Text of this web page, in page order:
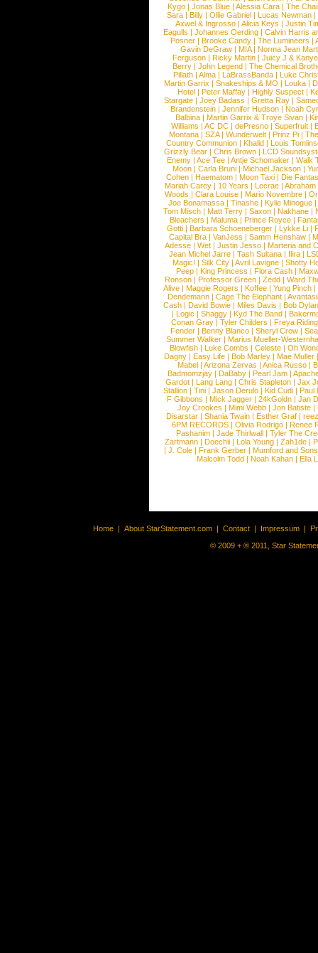
Kygo |Jonas Blue |Alessia Cara |The
Sara |Billy |Ollie Gabriel |Lucas Newman |
Axwel & Ingrosso | Alicia Keys | Justin
Eagulls |Johannes Oerding |Calvin Harris
Posner |Brooke Candy |The Lumineers |
Gavin DeGraw | MIA| Norma Jean
Ferguson | Ricky Martin | Juicy J &
Berry | John Legend | The Chemical
Pillath |Alma |LaBrassBanda |Luke
Martin Garrix | Snakeships & MO | Louka |
Hotel | Peter Maffay | Highly Suspect |
Stargate |Joey Badass |Gretta Ray |
Brandenstein |Jennifer Hudson |Noah
Balbina | Martin Garrix & Troye Sivan |
Williams |AC DC |dePresno |Superfruit |
Montana |SZA|Wunderwelt |Prinz Pi |
Country Communion | Khalid | Louis
Grizzly Bear | Chris Brown | LCD
Enemy | Ace Tee | Antje Schomaker | Walk
Moon |Carla Bruni |Michael Jackson |
Cohen |Haematom |Moon Taxi |Die
Mariah Carey | 10 Years | Lecrae | Abraham
Woods |Clara Louise |Mario Novembre |
Joe Bonamassa | Tinashe | Kylie Minogue |
Tom Misch |Matt Terry |Saxon |Nakhane |
Bleachers | Maluma | Prince Royce |
Gotti |Barbara Schoeneberger |Lykke Li |
Capital Bra |VanJess |Samm Henshaw |
Adesse |Wet |Justin Jesso |Marteria and
Jean Michel Jarre |Tash Sultana | Ilira |
Magic! | Silk City | Avril Lavigne | Shotty
Peep |King Princess |Flora Cash |
Ronson |Professor Green |Zedd |Ward
Alive |Maggie Rogers |Koffee |Yung Pinch |
Dendemann |Cage The Elephant |
Cash | David Bowie | Miles Davis | Bob Dylan
|Logic |Shaggy |Kyd The Band |
Conan Gray |Tyler Childers |Freya
Fender |Benny Blanco |Sheryl Crow |
Summer Walker |Marius Mueller-
Blowfish | Luke Combs | Celeste | Oh
Dagny |Easy Life |Bob Marley |Mae Muller
Mabel |Arizona Zervas |Anica Russo |
Badmomzjay |DaBaby |Pearl Jam |
Gardot | Lang Lang | Chris Stapleton | Jax
Stallion |Tini |Jason Derulo |Kid Cudi |Paul
F Gibbons | Mick Jagger | 24kGoldn | Jan
Joy Crookes | Mimi Webb | Jon Batiste |
Disarstar | Shania Twain | Esther Graf |
6PM RECORDS | Olivia Rodrigo | Renee
Pashanim |Jade Thirlwall |Tyler The
Zartmann | Doechii | Lola Young | Zah1de |
| J. Cole | Frank Gerber | Mumford and Sons
Malcolm Todd | Noah Kahan | Ella
Home | About StarStatement.com | Contact | Impressum |
© 2009 + ® 2011, Star